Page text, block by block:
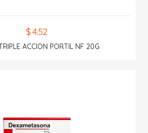
$ 4.52
ACCION PORTIL NF 20G